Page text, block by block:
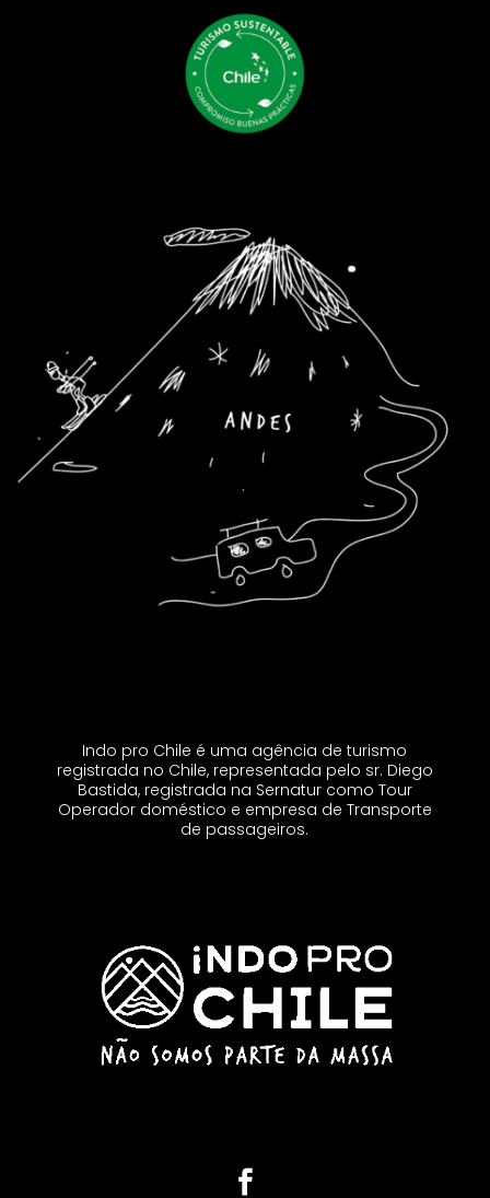
Indo pro Chile é uma agência de turismo
registrada no Chile, representada pelo sr. Diego
Bastida, registrada na Sernatur como Tour
Operador doméstico e empresa de Transporte
de passageiros.
